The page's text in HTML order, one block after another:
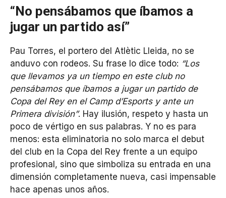
“No pensábamos que íbamos a
jugar un partido así”
Pau Torres, el portero del Atlètic Lleida, no se
anduvo con rodeos. Su frase lo dice todo: “Los
que llevamos ya un tiempo en este club no
pensábamos que íbamos a jugar un partido de
Copa del Rey en el Camp d’Esports y ante un
Primera división”. Hay ilusión, respeto y hasta un
poco de vértigo en sus palabras. Y no es para
menos: esta eliminatoria no solo marca el debut
del club en la Copa del Rey frente a un equipo
profesional, sino que simboliza su entrada en una
dimensión completamente nueva, casi impensable
hace apenas unos años.